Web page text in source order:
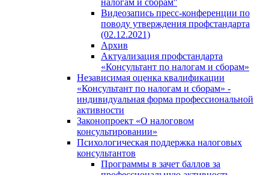
налогам и сборам''
Видеозапись пресс-конференции по
поводу утверждения профстандарта
(02.12.2021)
Архив
Актуализация профстандарта
«Консультант по налогам и сборам»
Независимая оценка квалификации
«Консультант по налогам и сборам» -
индивидуальная форма профессиональной
активности
Законопроект «О налоговом
консультировании»
Психологическая поддержка налоговых
консультантов
Программы в зачет баллов за